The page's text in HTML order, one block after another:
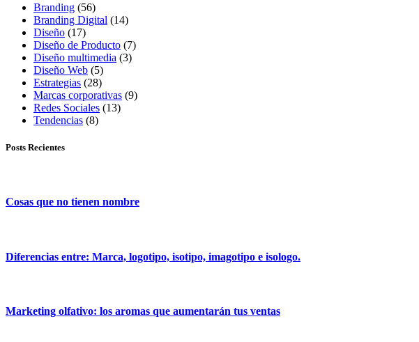
Branding (56)
Branding Digital (14)
Diseño (17)
Diseño de Producto (7)
Diseño multimedia (3)
Diseño Web (5)
Estrategias (28)
Marcas corporativas (9)
Redes Sociales (13)
Tendencias (8)
Posts Recientes
Cosas que no tienen nombre
Diferencias entre: Marca, logotipo, isotipo, imagotipo e isologo.
Marketing olfativo: los aromas que aumentarán tus ventas